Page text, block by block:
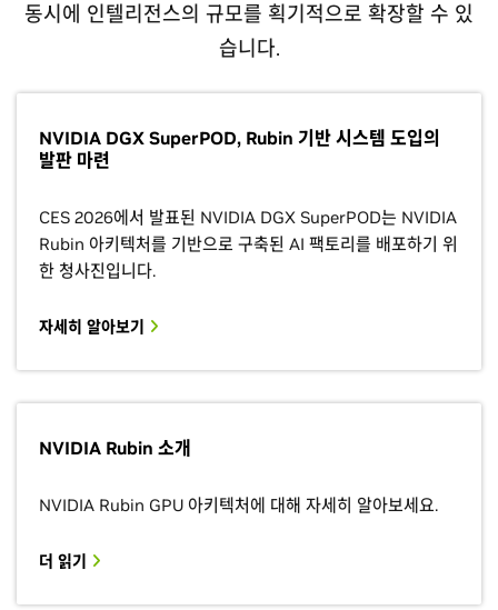
동시에 인텔리전스의 규모를 획기적으로 확장할 수 있
습니다.
NVIDIA DGX SuperPOD, Rubin 기반 시스템 도입의
발판 마련
CES 2026에서 발표된 NVIDIA DGX SuperPOD는 NVIDIA
Rubin 아키텍처를 기반으로 구축된 AI 팩토리를 배포하기 위
한 청사진입니다.
자세히 알아보기
NVIDIA Rubin 소개
NVIDIA Rubin GPU 아키텍처에 대해 자세히 알아보세요.
더 읽기